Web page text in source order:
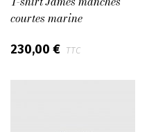
courtes marine
230,00 € TTC